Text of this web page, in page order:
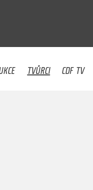
TVŮRCI CDF TV